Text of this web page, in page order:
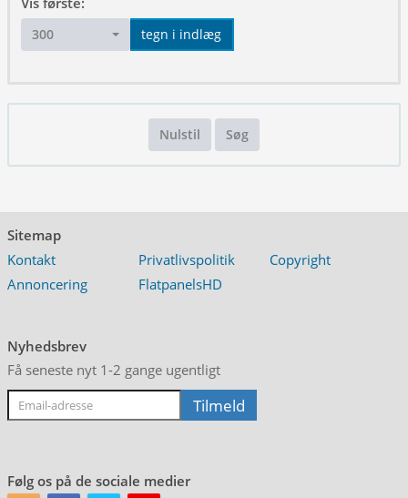
300 tegn i indlæg
Nulstil Søg
Sitemap
Kontakt
Privatlivspolitik
Copyright
Annoncering
FlatpanelsHD
Nyhedsbrev
Få seneste nyt 1-2 gange ugentligt
Følg os på de sociale medier